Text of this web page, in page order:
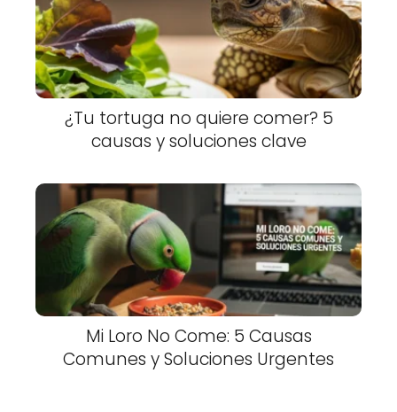
¿Tu tortuga no quiere comer? 5
causas y soluciones clave
Mi Loro No Come: 5 Causas
Comunes y Soluciones Urgentes